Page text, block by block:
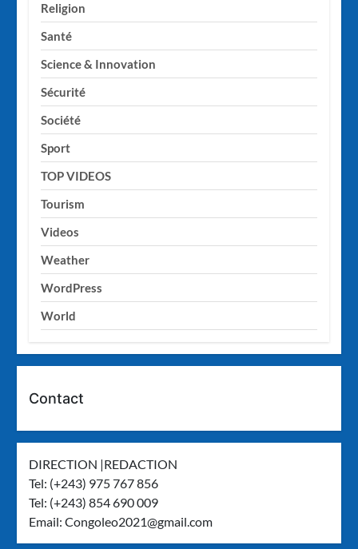
Religion
Santé
Science & Innovation
Sécurité
Société
Sport
TOP VIDEOS
Tourism
Videos
Weather
WordPress
World
Contact
DIRECTION |REDACTION
Tel: (+243) 975 767 856
Tel: (+243) 854 690 009
Email:Congoleo2021@gmail.com